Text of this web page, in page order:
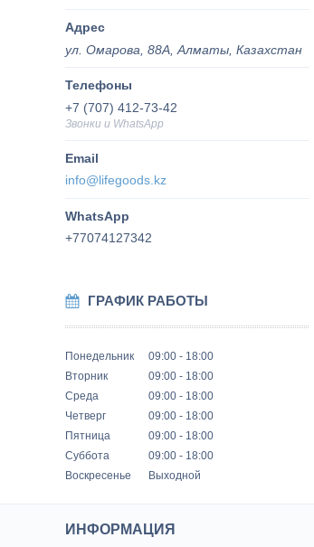
ул. Омарова, 88А, Алматы, Казахстан
+7 (707) 412-73-42
Звонки и WhatsApp
info@lifegoods.kz
+77074127342
ГРАФИК РАБОТЫ
Понедельник 09:00
18:00
Вторник
09:00
18:00
Среда
09:00
18:00
Четверг
09:00
18:00
Пятница
09:00
18:00
Суббота
09:00
18:00
Воскресенье
Выходной
ИНФОРМАЦИЯ